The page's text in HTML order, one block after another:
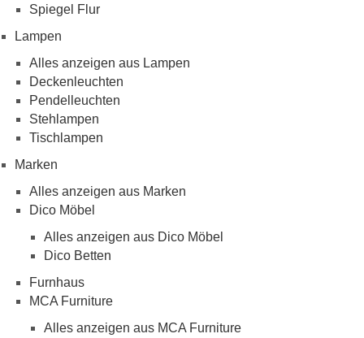
Spiegel Flur
Lampen
Alles anzeigen aus Lampen
Deckenleuchten
Pendelleuchten
Stehlampen
Tischlampen
Marken
Alles anzeigen aus Marken
Dico Möbel
Alles anzeigen aus Dico Möbel
Dico Betten
Furnhaus
MCA Furniture
Alles anzeigen aus MCA Furniture